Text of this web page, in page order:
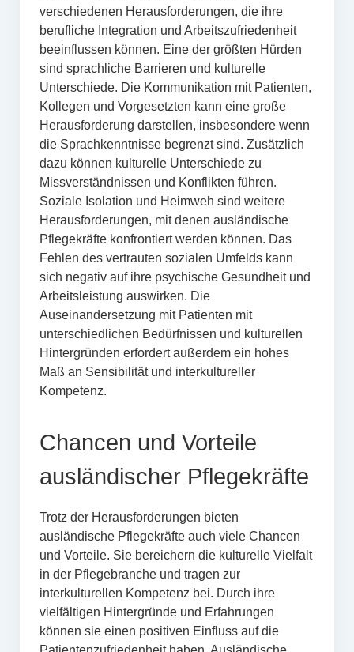
verschiedenen Herausforderungen, die ihre
berufliche Integration und Arbeitszufriedenheit
beeinflussen können. Eine der größten Hürden
sind sprachliche Barrieren und kulturelle
Unterschiede. Die Kommunikation mit Patienten,
Kollegen und Vorgesetzten kann eine große
Herausforderung darstellen, insbesondere wenn
die Sprachkenntnisse begrenzt sind. Zusätzlich
dazu können kulturelle Unterschiede zu
Missverständnissen und Konflikten führen.
Soziale Isolation und Heimweh sind weitere
Herausforderungen, mit denen ausländische
Pflegekräfte konfrontiert werden können. Das
Fehlen des vertrauten sozialen Umfelds kann
sich negativ auf ihre psychische Gesundheit und
Arbeitsleistung auswirken. Die
Auseinandersetzung mit Patienten mit
unterschiedlichen Bedürfnissen und kulturellen
Hintergründen erfordert außerdem ein hohes
Maß an Sensibilität und interkultureller
Kompetenz.
Chancen und Vorteile
ausländischer Pflegekräfte
Trotz der Herausforderungen bieten
ausländische Pflegekräfte auch viele Chancen
und Vorteile. Sie bereichern die kulturelle Vielfalt
in der Pflegebranche und tragen zur
interkulturellen Kompetenz bei. Durch ihre
vielfältigen Hintergründe und Erfahrungen
können sie einen positiven Einfluss auf die